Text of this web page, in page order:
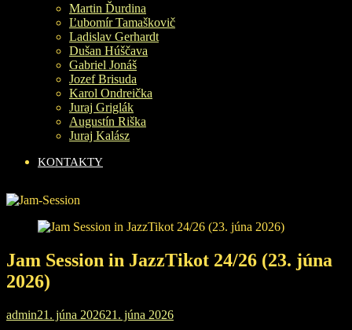
Martin Ďurdina
Ľubomír Tamaškovič
Ladislav Gerhardt
Dušan Húščava
Gabriel Jonáš
Jozef Brisuda
Karol Ondreička
Juraj Griglák
Augustín Riška
Juraj Kalász
KONTAKTY
Jam Session in JazzTikot 24/26 (23. júna
2026)
admin21. júna 202621. júna 2026